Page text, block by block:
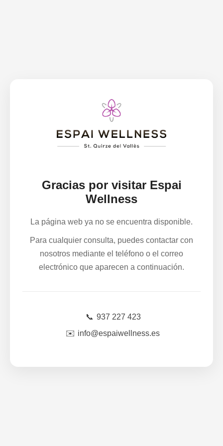
Gracias por visitar Espai
Wellness
La página web ya no se encuentra disponible.
Para cualquier consulta, puedes contactar con
nosotros mediante el teléfono o el correo
electrónico que aparecen a continuación.
📞 937 227 423
✉️ info@espaiwellness.es